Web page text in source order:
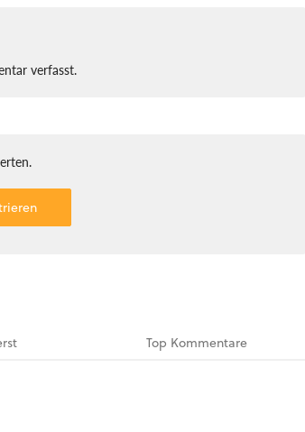
verfasst.
Top Kommentare